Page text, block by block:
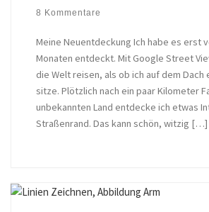
8 Kommentare
Meine Neuentdeckung Ich habe es erst
Monaten entdeckt. Mit Google Street
die Welt reisen, als ob ich auf dem Dach
sitze. Plötzlich nach ein paar Kilometer
unbekannten Land entdecke ich etwas
Straßenrand. Das kann schön, witzig […]